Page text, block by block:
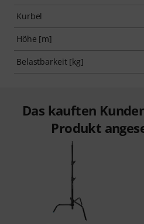
Kurbel
Höhe [m]
Belastbarkeit [kg]
Das kauften
Produkt